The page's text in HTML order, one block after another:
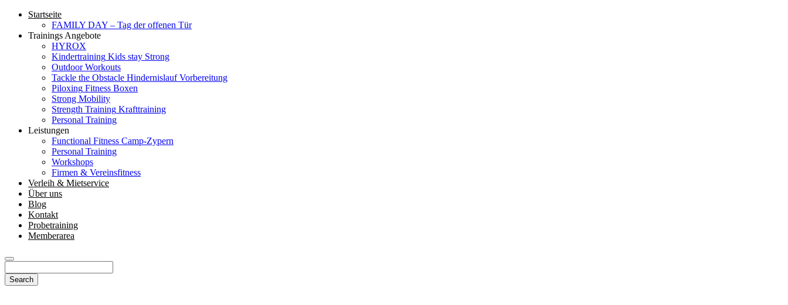
Startseite
FAMILY DAY – Tag der offenen Tür
Trainings Angebote
HYROX
Kindertraining Kids stay Strong
Outdoor Workouts
Tackle the Obstacle Hindernislauf Vorbereitung
Piloxing Fitness Boxen
Strong Mobility
Strength Training Krafttraining
Personal Training
Leistungen
Functional Fitness Camp-Zypern
Personal Training
Workshops
Firmen & Vereinsfitness
Verleih & Mietservice
Über uns
Blog
Kontakt
Probetraining
Memberarea